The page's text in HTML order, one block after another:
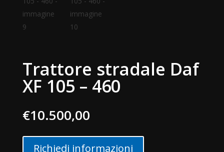
Trattore stradale Daf
XF 105 – 460
€10.500,00
Richiedi informazioni